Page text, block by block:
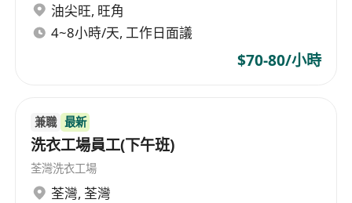
油尖旺, 旺角
4~8小時/天, 工作日面議
$70-80/小時
兼職 最新
洗衣工場員工(下午班)
荃灣洗衣工場
荃灣, 荃灣